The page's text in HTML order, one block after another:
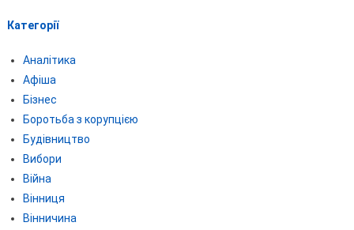
Категорії
Аналітика
Афіша
Бізнес
Боротьба з корупцією
Будівництво
Вибори
Війна
Вінниця
Вінничина